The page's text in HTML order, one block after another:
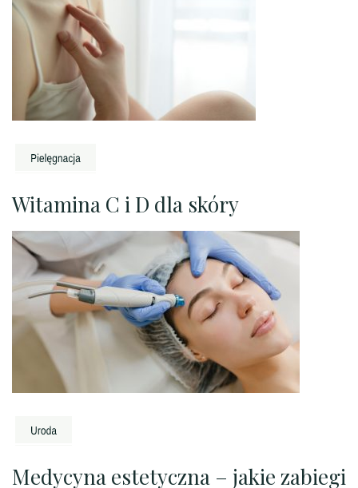
Witamina C i D dla skóry
Medycyna estetyczna – jakie zabiegi